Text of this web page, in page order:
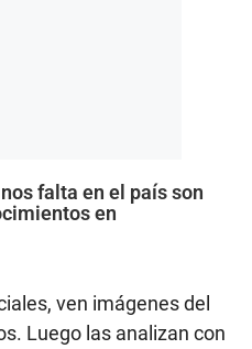
nos falta en el país son
en
ven imágenes del
Luego las analizan con